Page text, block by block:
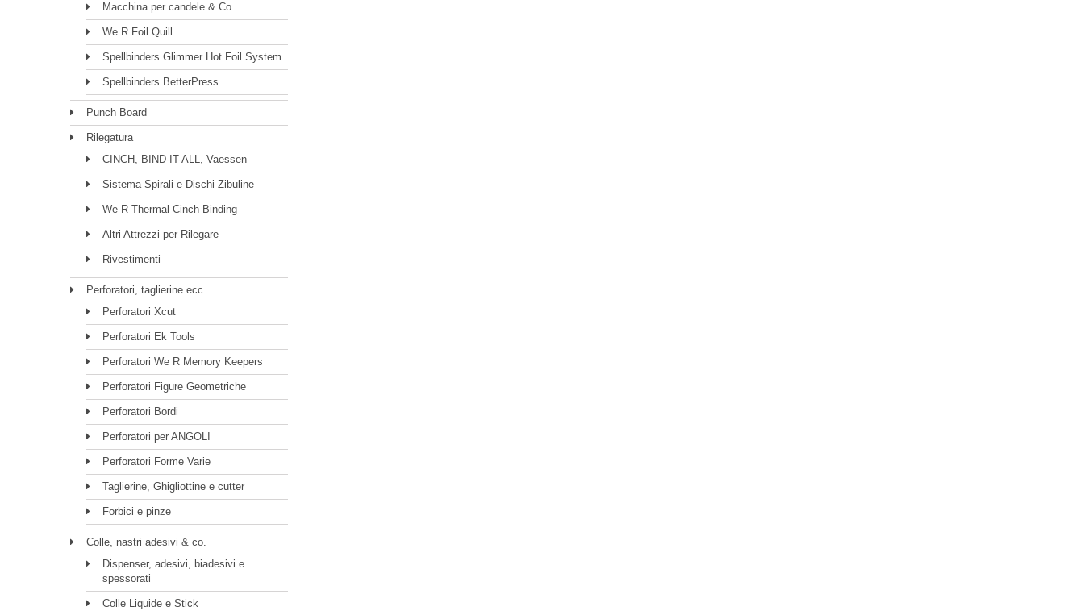
Macchina per candele & Co.
We R Foil Quill
Spellbinders Glimmer Hot Foil System
Spellbinders BetterPress
Punch Board
Rilegatura
CINCH, BIND-IT-ALL, Vaessen
Sistema Spirali e Dischi Zibuline
We R Thermal Cinch Binding
Altri Attrezzi per Rilegare
Rivestimenti
Perforatori, taglierine ecc
Perforatori Xcut
Perforatori Ek Tools
Perforatori We R Memory Keepers
Perforatori Figure Geometriche
Perforatori Bordi
Perforatori per ANGOLI
Perforatori Forme Varie
Taglierine, Ghigliottine e cutter
Forbici e pinze
Colle, nastri adesivi & co.
Dispenser, adesivi, biadesivi e
spessorati
Colle Liquide e Stick